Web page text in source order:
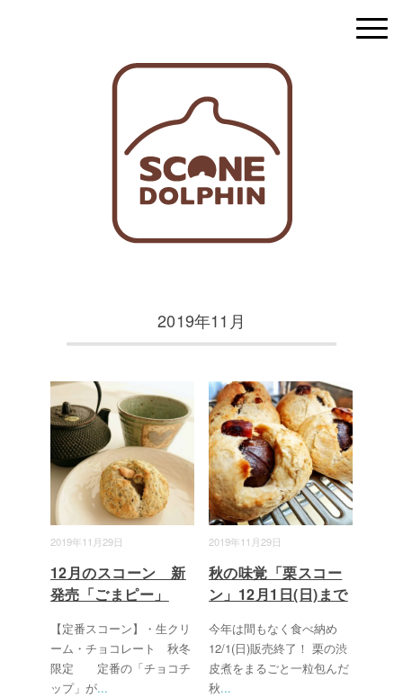
2019年11月
2019年11月29日
12月のスコーン 新
発売「ごまピー」
【定番スコーン】・生クリ
ーム・チョコレート 秋冬
限定 定番の「チョコチ
ップ」が...
2019年11月29日
秋の味覚「栗スコー
ン」12月1日(日)まで
今年は間もなく食べ納め
12/1(日)販売終了！ 栗の渋
皮煮をまるごと一粒包んだ
秋...